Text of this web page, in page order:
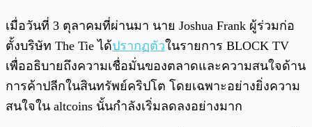
เมื่อวันที่ 3 ตุลาคมที่ผ่านมา นาย Joshua Frank ผู้ร่วมก่อ
ตั้งบริษัท The Tie ได้ปรากฏตัวในรายการ BLOCK TV
เพื่ออธิบายถึงความเชื่อมั่นของตลาดและความสนใจด้าน
การค้าปลีกในสินทรัพย์คริปโต โดยเฉพาะอย่างยิ่งความ
สนใจใน altcoins นั้นกำลังเริ่มลดลงอย่างมาก